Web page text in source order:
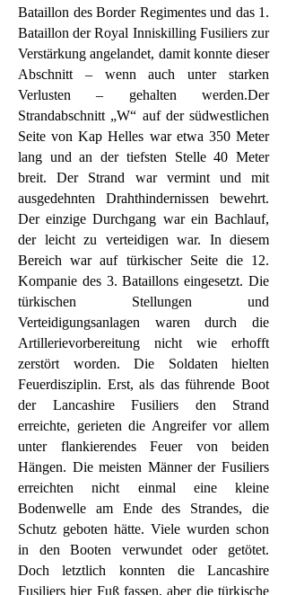
Bataillon des Border Regimentes und das 1.
Bataillon der Royal Inniskilling Fusiliers zur
Verstärkung angelandet, damit konnte dieser
Abschnitt – wenn auch unter starken
Verlusten – gehalten werden.Der
Strandabschnitt „W“ auf der südwestlichen
Seite von Kap Helles war etwa 350 Meter
lang und an der tiefsten Stelle 40 Meter
breit. Der Strand war vermint und mit
ausgedehnten Drahthindernissen bewehrt.
Der einzige Durchgang war ein Bachlauf,
der leicht zu verteidigen war. In diesem
Bereich war auf türkischer Seite die 12.
Kompanie des 3. Bataillons eingesetzt. Die
türkischen Stellungen und
Verteidigungsanlagen waren durch die
Artillerievorbereitung nicht wie erhofft
zerstört worden. Die Soldaten hielten
Feuerdisziplin. Erst, als das führende Boot
der Lancashire Fusiliers den Strand
erreichte, gerieten die Angreifer vor allem
unter flankierendes Feuer von beiden
Hängen. Die meisten Männer der Fusiliers
erreichten nicht einmal eine kleine
Bodenwelle am Ende des Strandes, die
Schutz geboten hätte. Viele wurden schon
in den Booten verwundet oder getötet.
Doch letztlich konnten die Lancashire
Fusiliers hier Fuß fassen, aber die türkische